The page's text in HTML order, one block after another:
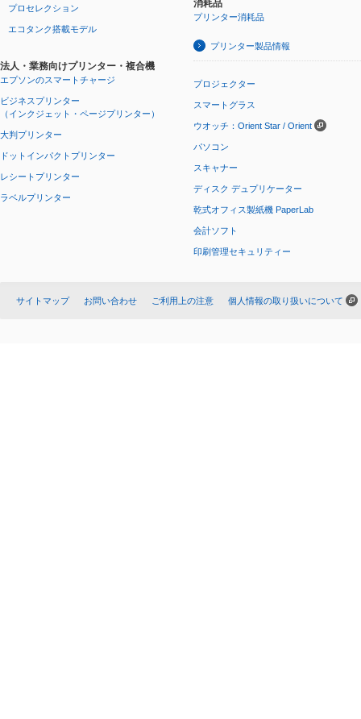
プロセレクション
エコタンク搭載モデル
法人・業務向けプリンター・複合機
エプソンのスマートチャージ
ビジネスプリンター
（インクジェット・ページプリンター）
大判プリンター
ドットインパクトプリンター
レシートプリンター
ラベルプリンター
消耗品
プリンター消耗品
プリンター製品情報
プロジェクター
スマートグラス
ウオッチ：Orient Star / Orient
パソコン
スキャナー
ディスク デュプリケーター
乾式オフィス製紙機 PaperLab
会計ソフト
印刷管理セキュリティー
サイトマップ お問い合わせ ご利用上の注意 個人情報の取り扱いについて